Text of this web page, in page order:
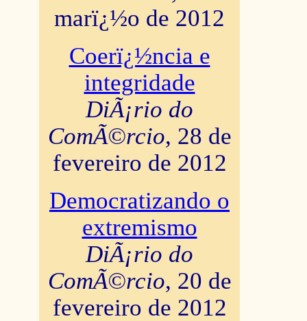
marï¿½o de 2012
Coerï¿½ncia e
integridade
DiÃ¡rio do
ComÃ©rcio, 28 de
fevereiro de 2012
Democratizando o
extremismo
DiÃ¡rio do
ComÃ©rcio, 20 de
fevereiro de 2012